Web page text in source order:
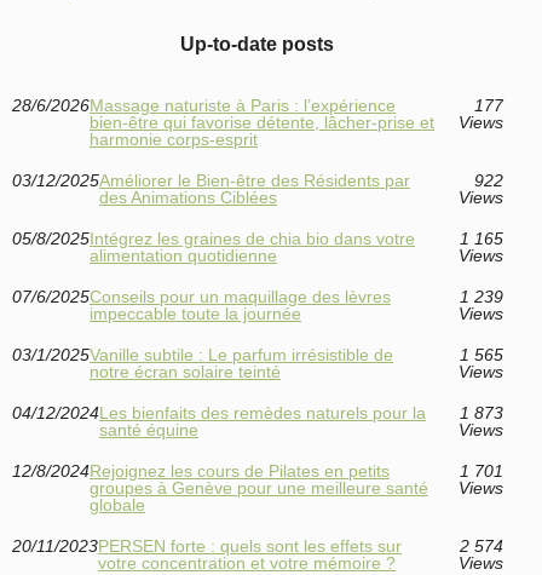
Up-to-date posts
28/6/2026Massage naturiste à Paris : l’expérience
bien-être qui favorise détente, lâcher-prise et
harmonie corps-esprit
177
Views
03/12/2025Améliorer le Bien-être des Résidents par
des Animations Ciblées
922
Views
05/8/2025Intégrez les graines de chia bio dans votre
alimentation quotidienne
1 165
Views
07/6/2025Conseils pour un maquillage des lèvres
impeccable toute la journée
1 239
Views
03/1/2025Vanille subtile : Le parfum irrésistible de
notre écran solaire teinté
1 565
Views
04/12/2024Les bienfaits des remèdes naturels pour la
santé équine
1 873
Views
12/8/2024Rejoignez les cours de Pilates en petits
groupes à Genève pour une meilleure santé
globale
1 701
Views
20/11/2023PERSEN forte : quels sont les effets sur
votre concentration et votre mémoire ?
2 574
Views